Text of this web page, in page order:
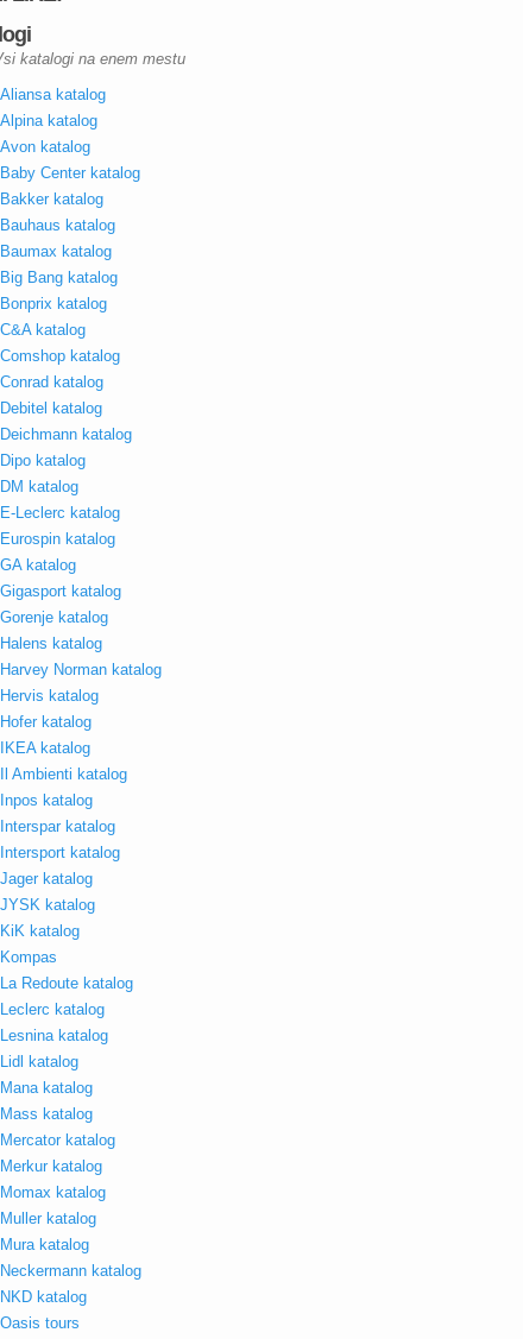
katalogi na enem mestu
Aliansa katalog
Alpina katalog
Avon katalog
Baby Center katalog
Bakker katalog
Bauhaus katalog
Baumax katalog
Big Bang katalog
Bonprix katalog
C&A katalog
Comshop katalog
Conrad katalog
Debitel katalog
Deichmann katalog
Dipo katalog
DM katalog
E-Leclerc katalog
Eurospin katalog
GA katalog
Gigasport katalog
Gorenje katalog
Halens katalog
Harvey Norman katalog
Hervis katalog
Hofer katalog
IKEA katalog
Il Ambienti katalog
Inpos katalog
Interspar katalog
Intersport katalog
Jager katalog
JYSK katalog
KiK katalog
Kompas
La Redoute katalog
Leclerc katalog
Lesnina katalog
Lidl katalog
Mana katalog
Mass katalog
Mercator katalog
Merkur katalog
Momax katalog
Muller katalog
Mura katalog
Neckermann katalog
NKD katalog
Oasis tours